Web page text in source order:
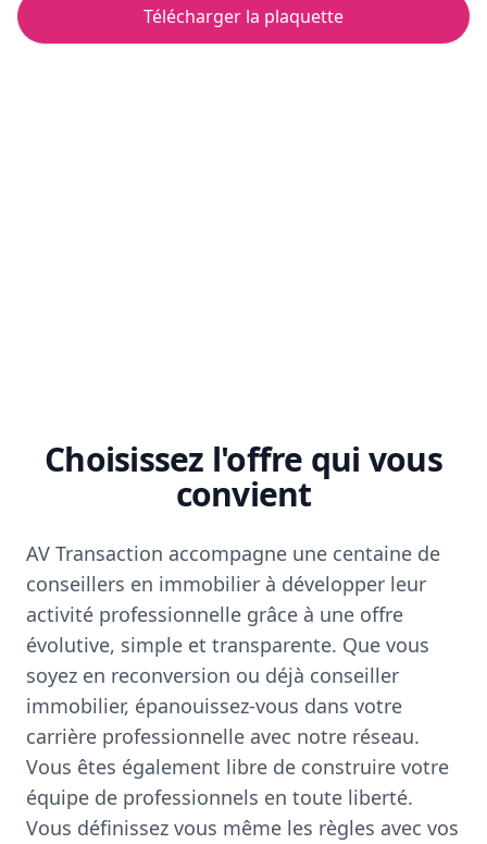
Télécharger la plaquette
Choisissez l'offre qui vous
convient
AV Transaction accompagne une centaine de
conseillers en immobilier à développer leur
activité professionnelle grâce à une offre
évolutive, simple et transparente. Que vous
soyez en reconversion ou déjà conseiller
immobilier, épanouissez-vous dans votre
carrière professionnelle avec notre réseau.
Vous êtes également libre de construire votre
équipe de professionnels en toute liberté.
Vous définissez vous même les règles avec vos